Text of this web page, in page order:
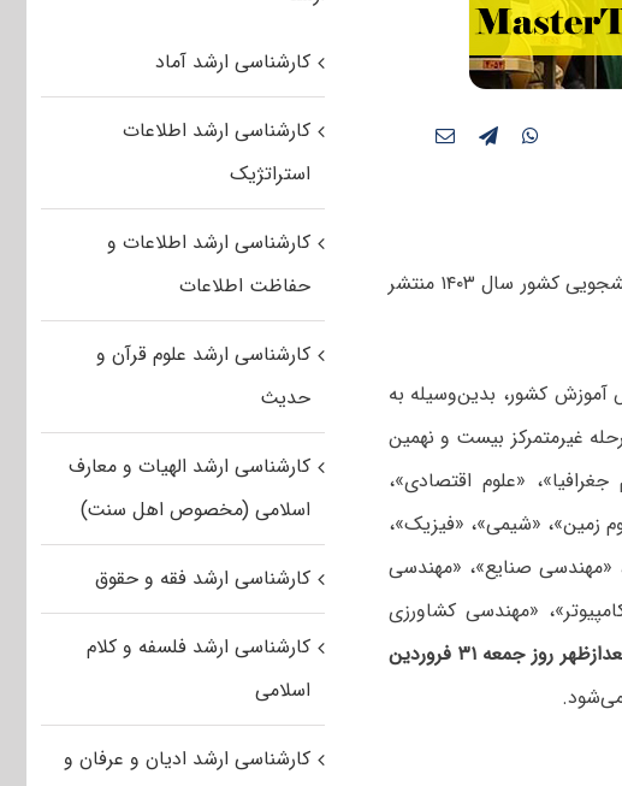
اطلاعیه برگزاری آزمون مرحله غیر متمرکز بیست و نهمین المپیاد علمی دانشجویی کشور سال ۱۴۰۳ منتشر
کشور، بدین‌وسیله به
غیرمتمرکز بیست و نهمین
«علوم اقتصادی»،
زمین»، «شیمی»، «فیزیک»،
صنایع»، «مهندسی
«مهندسی کشاورزی
صبح و بعدازظهر روز جمعه ۳۱ فروردین
کارشناسی ارشد آماد
کارشناسی ارشد اطلاعات
استراتژیک
کارشناسی ارشد اطلاعات و
حفاظت اطلاعات
کارشناسی ارشد علوم قرآن و
حدیث
کارشناسی ارشد الهیات و معارف
اسلامی (مخصوص اهل سنت)
کارشناسی ارشد فقه و حقوق
کارشناسی ارشد فلسفه و کلام
اسلامی
کارشناسی ارشد ادیان و عرفان و